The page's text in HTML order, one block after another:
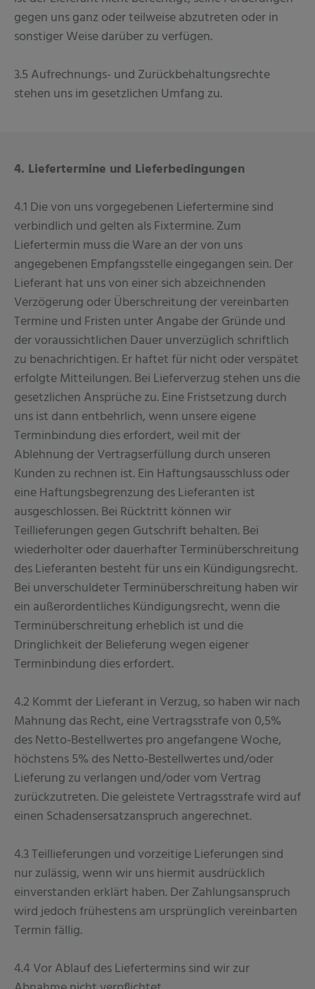
gegen uns ganz oder teilweise abzutreten oder in
sonstiger Weise darüber zu verfügen.
3.5 Aufrechnungs- und Zurückbehaltungsrechte
stehen uns im gesetzlichen Umfang zu.
4. Liefertermine und Lieferbedingungen
4.1 Die von uns vorgegebenen Liefertermine sind
verbindlich und gelten als Fixtermine. Zum
Liefertermin muss die Ware an der von uns
angegebenen Empfangsstelle eingegangen sein. Der
Lieferant hat uns von einer sich abzeichnenden
Verzögerung oder Überschreitung der vereinbarten
Termine und Fristen unter Angabe der Gründe und
der voraussichtlichen Dauer unverzüglich schriftlich
zu benachrichtigen. Er haftet für nicht oder verspätet
erfolgte Mitteilungen. Bei Lieferverzug stehen uns die
gesetzlichen Ansprüche zu. Eine Fristsetzung durch
uns ist dann entbehrlich, wenn unsere eigene
Terminbindung dies erfordert, weil mit der
Ablehnung der Vertragserfüllung durch unseren
Kunden zu rechnen ist. Ein Haftungsausschluss oder
eine Haftungsbegrenzung des Lieferanten ist
ausgeschlossen. Bei Rücktritt können wir
Teillieferungen gegen Gutschrift behalten. Bei
wiederholter oder dauerhafter Terminüberschreitung
des Lieferanten besteht für uns ein Kündigungsrecht.
Bei unverschuldeter Terminüberschreitung haben wir
ein außerordentliches Kündigungsrecht, wenn die
Terminüberschreitung erheblich ist und die
Dringlichkeit der Belieferung wegen eigener
Terminbindung dies erfordert.
4.2 Kommt der Lieferant in Verzug, so haben wir nach
Mahnung das Recht, eine Vertragsstrafe von 0,5%
des Netto-Bestellwertes pro angefangene Woche,
höchstens 5% des Netto-Bestellwertes und/oder
Lieferung zu verlangen und/oder vom Vertrag
zurückzutreten. Die geleistete Vertragsstrafe wird auf
einen Schadensersatzanspruch angerechnet.
4.3 Teillieferungen und vorzeitige Lieferungen sind
nur zulässig, wenn wir uns hiermit ausdrücklich
einverstanden erklärt haben. Der Zahlungsanspruch
wird jedoch frühestens am ursprünglich vereinbarten
Termin fällig.
4.4 Vor Ablauf des Liefertermins sind wir zur